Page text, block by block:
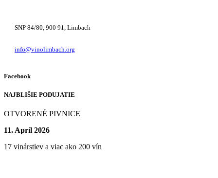
SNP 84/80, 900 91, Limbach
info@vinolimbach.org
Facebook
NAJBLIŠIE PODUJATIE
OTVORENÉ PIVNICE
11. Apríl 2026
17 vinárstiev a viac ako 200 vín